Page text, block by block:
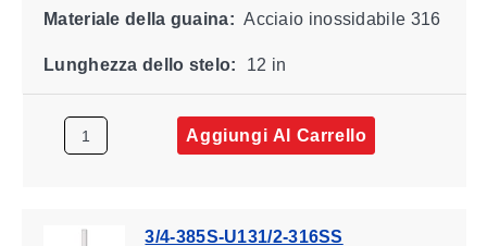
Materiale della guaina: Acciaio inossidabile 316
Lunghezza dello stelo: 12 in
Aggiungi Al Carrello
3/4-385S-U131/2-316SS